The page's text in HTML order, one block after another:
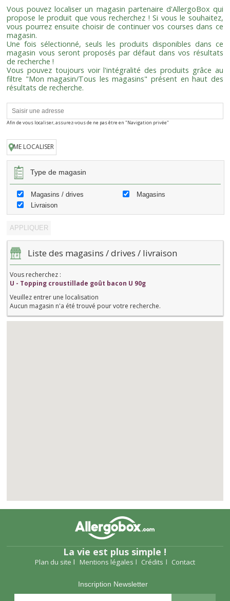
Vous pouvez localiser un magasin partenaire d'AllergoBox qui
propose le produit que vous recherchez ! Si vous le souhaitez,
vous pourrez ensuite choisir de continuer vos courses dans ce
magasin.
Une fois sélectionné, seuls les produits disponibles dans ce
magasin vous seront proposés par défaut dans vos résultats
de recherche !
Vous pouvez toujours voir l'intégralité des produits grâce au
filtre "Mon magasin/Tous les magasins" présent en haut des
résultats de recherche.
Afin de vous localiser, assurez-vous de ne pas être en "Navigation privée"
ME LOCALISER
Type de magasin
Magasins / drives
Magasins
Livraison
Liste des magasins / drives / livraison
Vous recherchez :
U - Topping croustillade goût bacon U 90g
Veuillez entrer une localisation
Aucun magasin n'a été trouvé pour votre recherche.
La vie est plus simple !
Plan du site Mentions légales Crédits Contact
Inscription Newsletter